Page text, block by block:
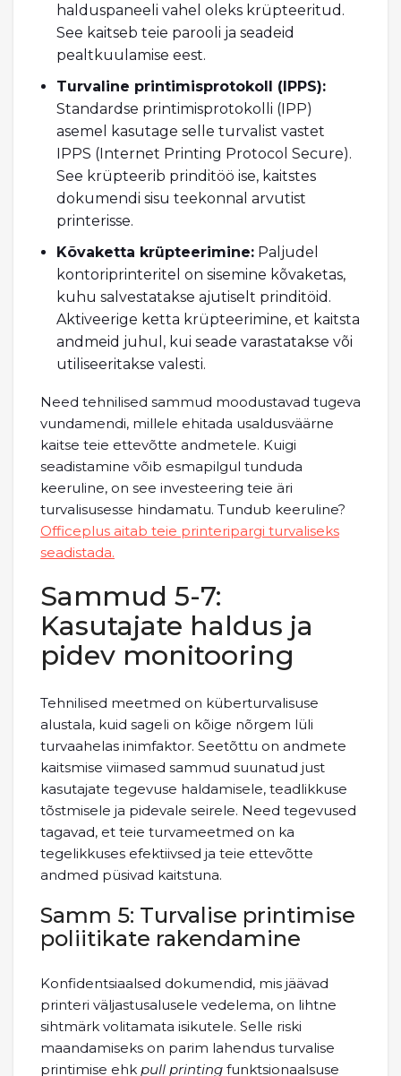
halduspaneeli vahel oleks krüpteeritud.
See kaitseb teie parooli ja seadeid
pealtkuulamise eest.
Turvaline printimisprotokoll (IPPS):
Standardse printimisprotokolli (IPP)
asemel kasutage selle turvalist vastet
IPPS (Internet Printing Protocol Secure).
See krüpteerib prinditöö ise, kaitstes
dokumendi sisu teekonnal arvutist
printerisse.
Kõvaketta krüpteerimine: Paljudel
kontoriprinteritel on sisemine kõvaketas,
kuhu salvestatakse ajutiselt prinditöid.
Aktiveerige ketta krüpteerimine, et kaitsta
andmeid juhul, kui seade varastatakse või
utiliseeritakse valesti.
Need tehnilised sammud moodustavad tugeva
vundamendi, millele ehitada usaldusväärne
kaitse teie ettevõtte andmetele. Kuigi
seadistamine võib esmapilgul tunduda
keeruline, on see investeering teie äri
turvalisusesse hindamatu. Tundub keeruline?
Officeplus aitab teie printeripargi turvaliseks
seadistada.
Sammud 5-7:
Kasutajate haldus ja
pidev monitooring
Tehnilised meetmed on küberturvalisuse
alustala, kuid sageli on kõige nõrgem lüli
turvaahelas inimfaktor. Seetõttu on andmete
kaitsmise viimased sammud suunatud just
kasutajate tegevuse haldamisele, teadlikkuse
tõstmisele ja pidevale seirele. Need tegevused
tagavad, et teie turvameetmed on ka
tegelikkuses efektiivsed ja teie ettevõtte
andmed püsivad kaitstuna.
Samm 5: Turvalise printimise
poliitikate rakendamine
Konfidentsiaalsed dokumendid, mis jäävad
printeri väljastusalusele vedelema, on lihtne
sihtmärk volitamata isikutele. Selle riski
maandamiseks on parim lahendus turvalise
printimise ehk pull printing funktsionaalsuse